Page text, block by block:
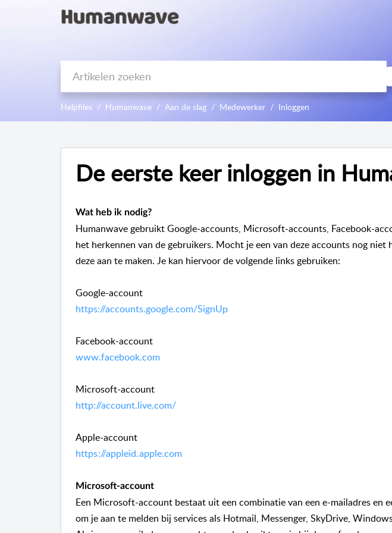
Helpfiles Humanwave Aan de slag Medewerker Inloggen
De eerste keer inloggen in
Wat heb ik nodig?
Humanwave gebruikt Google-accounts, Microsoft-accounts, Facebook-
het herkennen van de gebruikers. Mocht je een van deze accounts nog niet
deze aan te maken. Je kan hiervoor de volgende links gebruiken:
Google-account
https://accounts.google.com/SignUp
Facebook-account
www.facebook.com
Microsoft-account
http://account.live.com/
Apple-account
https://appleid.apple.com
Microsoft-account
Een Microsoft-account bestaat uit een combinatie van een e-mailadres en
om je aan te melden bij services als Hotmail, Messenger, SkyDrive,